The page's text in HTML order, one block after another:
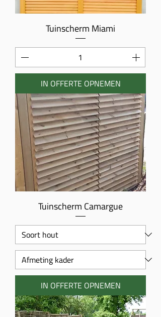
Tuinscherm Miami
IN OFFERTE OPNEMEN
Tuinscherm Camargue
IN OFFERTE OPNEMEN